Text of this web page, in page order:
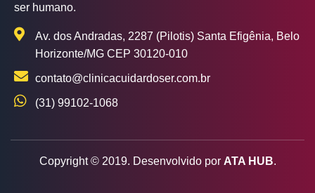
ser humano.
Av. dos Andradas, 2287 (Pilotis) Santa Efigênia, Belo
Horizonte/MG CEP 30120-010
contato@clinicacuidardoser.com.br
(31) 99102-1068
Copyright © 2019. Desenvolvido por ATA HUB.